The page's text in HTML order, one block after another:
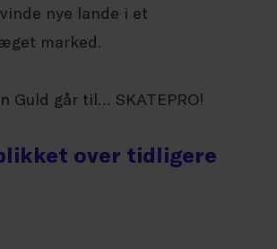
nye lande i et
marked.
Guld går til… SKATEPRO!
over tidligere